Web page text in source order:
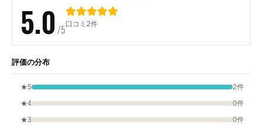
5.0/5口コミ2件
評価の分布
★5
2件
★4
0件
★3
0件